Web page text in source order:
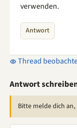
verwenden.
Antwort
Thread
Antwort
Bitte melde dich